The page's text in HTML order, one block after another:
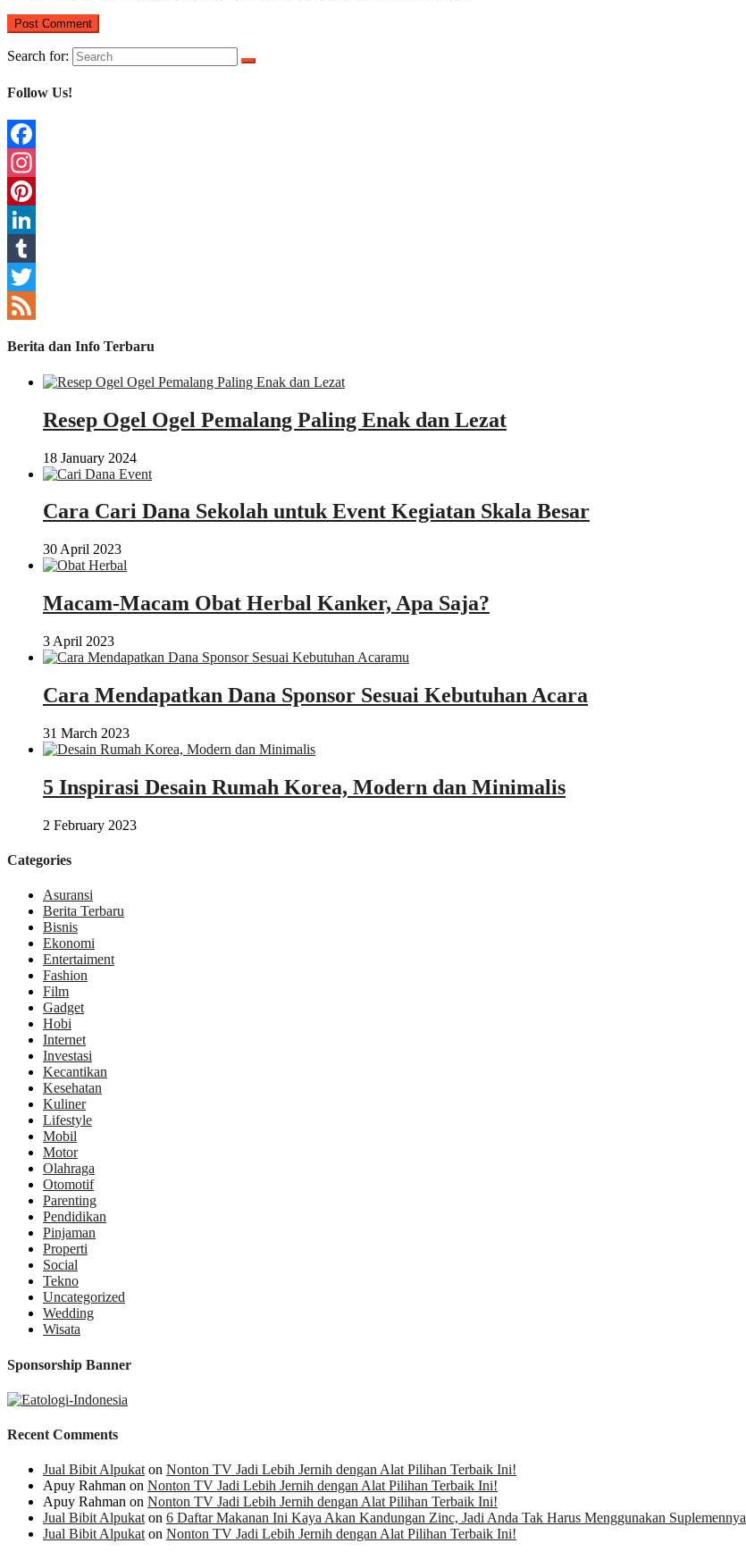
Search for:
Follow Us!
Facebook
Instagram
Pinterest
LinkedIn
Tumblr
Twitter
Berita dan Info Terbaru
Resep Ogel Ogel Pemalang Paling Enak dan Lezat
18 January 2024
Cara Cari Dana Sekolah untuk Event Kegiatan Skala Besar
30 April 2023
Macam-Macam Obat Herbal Kanker, Apa Saja?
3 April 2023
Cara Mendapatkan Dana Sponsor Sesuai Kebutuhan Acara
31 March 2023
5 Inspirasi Desain Rumah Korea, Modern dan Minimalis
2 February 2023
Categories
Asuransi
Berita Terbaru
Bisnis
Ekonomi
Entertaiment
Fashion
Film
Gadget
Hobi
Internet
Investasi
Kecantikan
Kesehatan
Kuliner
Lifestyle
Mobil
Motor
Olahraga
Otomotif
Parenting
Pendidikan
Pinjaman
Properti
Social
Tekno
Uncategorized
Wedding
Wisata
Sponsorship Banner
Recent Comments
Jual Bibit Alpukat on Nonton TV Jadi Lebih Jernih dengan Alat Pilihan Terbaik Ini!
Apuy Rahman on Nonton TV Jadi Lebih Jernih dengan Alat Pilihan Terbaik Ini!
Apuy Rahman on Nonton TV Jadi Lebih Jernih dengan Alat Pilihan Terbaik Ini!
Jual Bibit Alpukat on 6 Daftar Makanan Ini Kaya Akan Kandungan Zinc, Jadi Anda Tak Harus Menggunakan Suplemennya
Jual Bibit Alpukat on Nonton TV Jadi Lebih Jernih dengan Alat Pilihan Terbaik Ini!